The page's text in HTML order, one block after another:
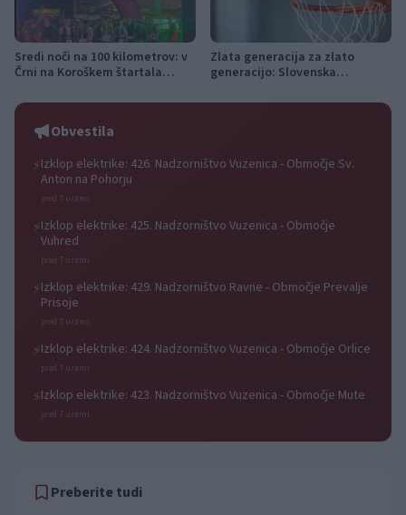
Sredi noči na 100 kilometrov: v
Črni na Koroškem štartala
Traila
Zlata generacija za zlato
generacijo: Slovenska
zgodovino
Obvestila
⚡Izklop elektrike: 426. Nadzorništvo Vuzenica - Območje Sv.
Anton na Pohorju
pred 7 urami
⚡Izklop elektrike: 425. Nadzorništvo Vuzenica - Območje
Vuhred
pred 7 urami
⚡Izklop elektrike: 429. Nadzorništvo Ravne - Območje Prevalje
Prisoje
pred 7 urami
⚡Izklop elektrike: 424. Nadzorništvo Vuzenica - Območje Orlice
pred 7 urami
⚡Izklop elektrike: 423. Nadzorništvo Vuzenica - Območje Mute
pred 7 urami
Preberite tudi